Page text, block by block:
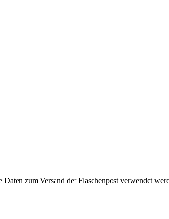
Daten zum Versand der Flaschenpost verwendet